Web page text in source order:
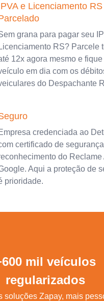
e Licenciamento RS
grana para pagar seu
Licenciamento RS? Parcele
12x agora mesmo e
em dia com os
do Despachante
credenciada ao
certificado de
do Reclame
Aqui a proteção de
prioridade.
mil veículos
regularizados
soluções Zapay, mais